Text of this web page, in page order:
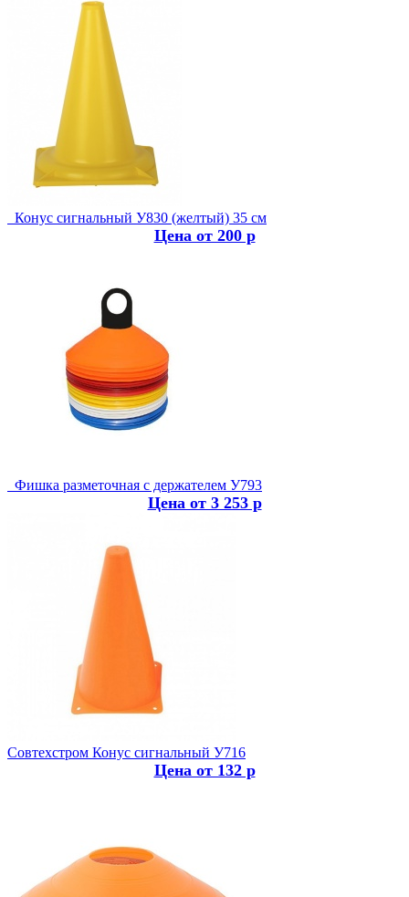
Конус сигнальный У830 (желтый) 35 см
Цена от 200 р
Фишка разметочная с держателем У793
Цена от 3 253 р
Совтехстром Конус сигнальный У716
Цена от 132 р